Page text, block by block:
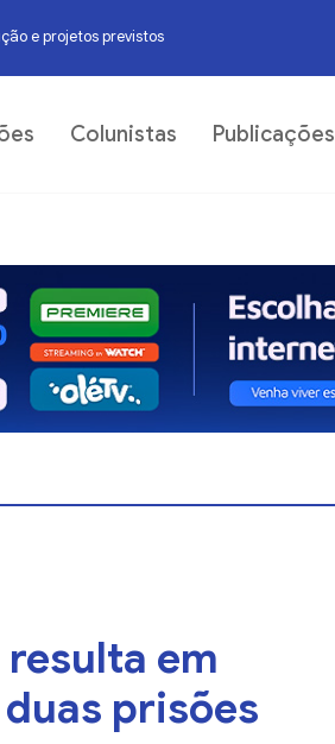
e projetos previstos
Colunistas Publicações
resulta em
prisões